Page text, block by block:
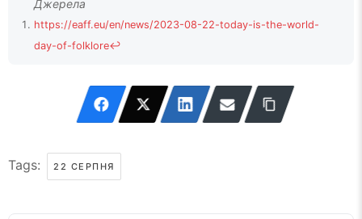
https://eaff.eu/en/news/2023-08-22-today-is-the-world-
day-of-folklore↩
Tags: 22 СЕРПНЯ